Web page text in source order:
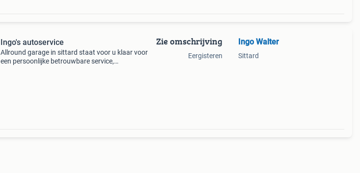
Ingo's autoservice
Allround garage in sittard staat voor u klaar voor
een persoonlijke betrouwbare service,
Zie omschrijving
Eergisteren
Ingo Walter
Sittard